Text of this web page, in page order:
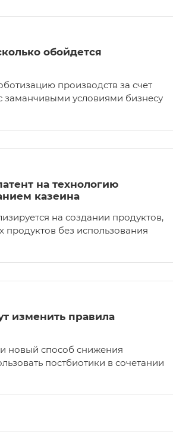
обойдется
производств за счет
заманчивыми условиями бизнесу
на технологию
казеина
на создании продуктов,
без использования
изменить правила
новый способ снижения
постбиотики в сочетании